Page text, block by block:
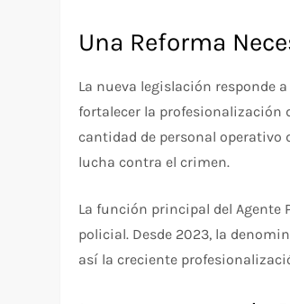
Una Reforma
La nueva legislación responde
fortalecer la profesionalización
cantidad de personal operativo
lucha contra el crimen.
La función principal del Agente
policial. Desde 2023, la
así la creciente